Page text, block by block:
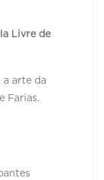
Livre de
a arte da
Farias.